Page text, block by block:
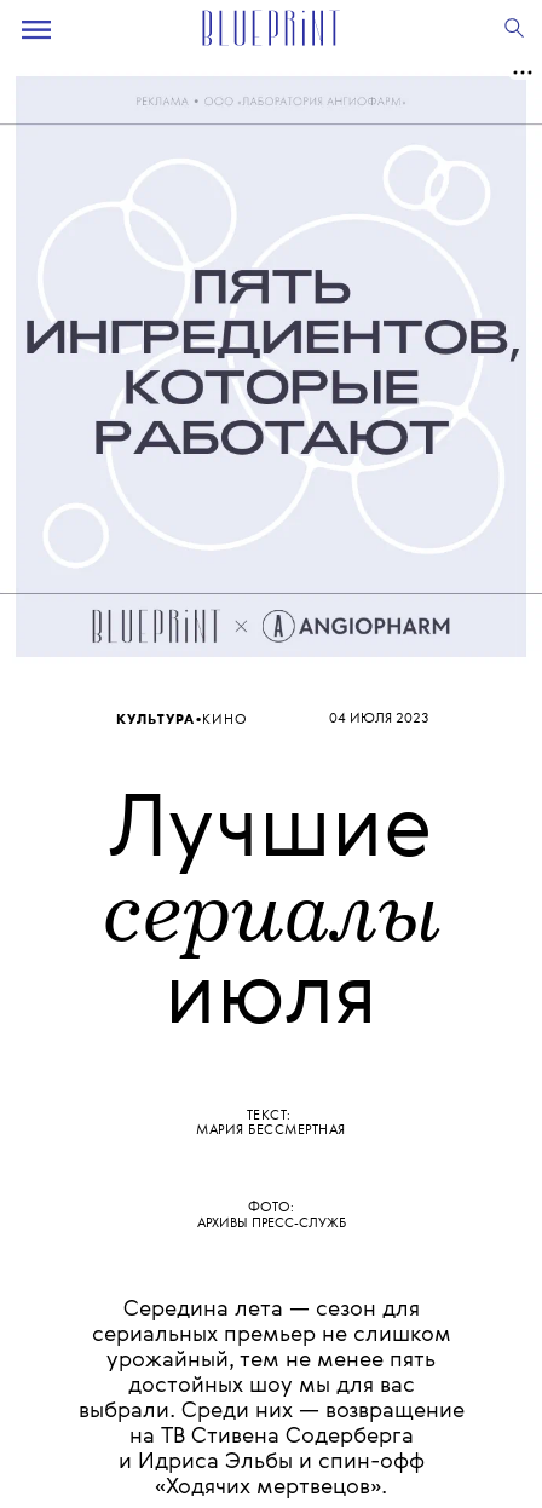
04 ИЮЛЯ 2023
КУЛЬТУРА• КИНО
Лучшие
сериалы
июля
ТЕКСТ:
МАРИЯ БЕССМЕРТНАЯ
ФОТО:
АРХИВЫ ПРЕСС-СЛУЖБ
Середина лета — сезон для
сериальных премьер не слишком
урожайный, тем не менее пять
достойных шоу мы для вас
выбрали. Среди них — возвращение
на ТВ Стивена Содерберга
и Идриса Эльбы и спин-офф
«Ходячих мертвецов».